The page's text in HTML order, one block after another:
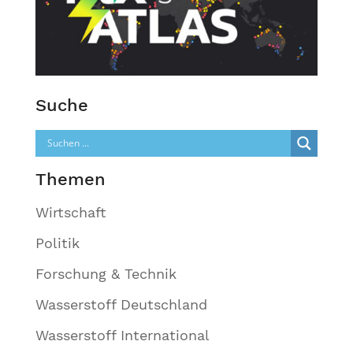
Suche
Themen
Wirtschaft
Politik
Forschung & Technik
Wasserstoff Deutschland
Wasserstoff International